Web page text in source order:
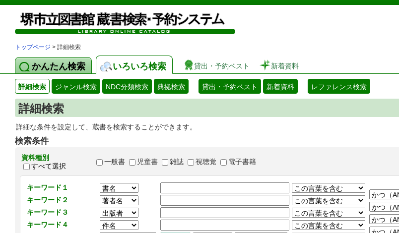
図書館 蔵書検索・予約システム
トップページ > 詳細検索
かんたん検索 いろいろ検索 貸出・予約ベスト 新着資料
詳細検索 ジャンル検索 NDC分類検索 典拠検索 貸出・予約ベスト 新着資料 レファレンス検索
詳細検索
詳細な条件を設定して、蔵書を検索することができます。
検索条件
資料種別
すべて選択
一般書 児童書 雑誌 視聴覚 電子書籍
キーワード１
キーワード２
キーワード３
キーワード４